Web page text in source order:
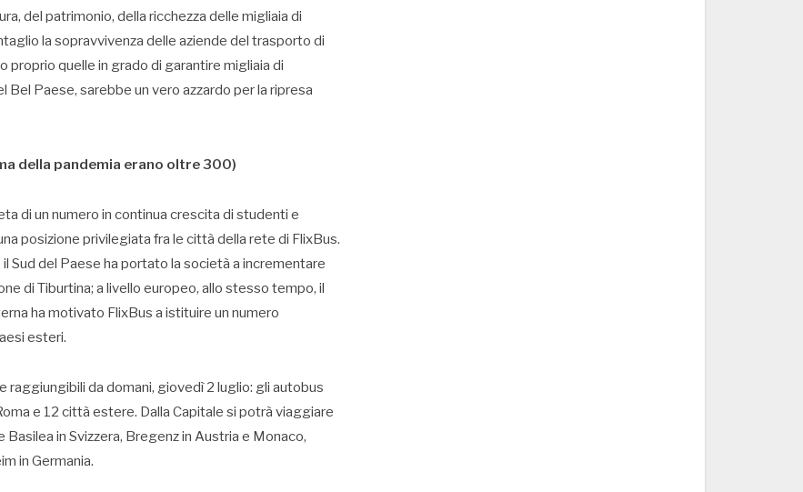
del patrimonio, della ricchezza delle migliaia di
la sopravvivenza delle aziende del trasporto di
proprio quelle in grado di garantire migliaia di
Paese, sarebbe un vero azzardo per la ripresa
della pandemia erano oltre 300)
di un numero in continua crescita di studenti e
posizione privilegiata fra le città della rete di FlixBus.
Sud del Paese ha portato la società a incrementare
di Tiburtina; a livello europeo, allo stesso tempo, il
ha motivato FlixBus a istituire un numero
esteri.
da domani, giovedì 2 luglio: gli autobus
e 12 città estere. Dalla Capitale si potrà viaggiare
Basilea in Svizzera, Bregenz in Austria e Monaco,
in Germania.